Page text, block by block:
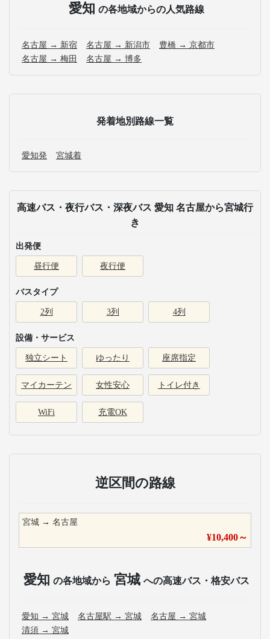
愛知 の各地域からの人気路線
名古屋 → 新宿 名古屋 → 新潟市
豊橋 → 京都市
名古屋 → 梅田
名古屋 → 博多
発着地別路線一覧
愛知発 宮城着
高速バス・夜行バス・深夜バス 愛知 名古屋から宮城行
き
出発便
昼行便 夜行便
バスタイプ
2列 3列 4列
設備・サービス
独立シート ゆったり 座席指定
マイカーテン 女性安心 トイレ付き
WiFi 充電OK
逆区間の路線
宮城 → 名古屋
¥10,400～
愛知 の各地域から 宮城 への高速バス・格安バス
愛知 → 宮城 名古屋駅 → 宮城 名古屋 → 宮城
清須 → 宮城